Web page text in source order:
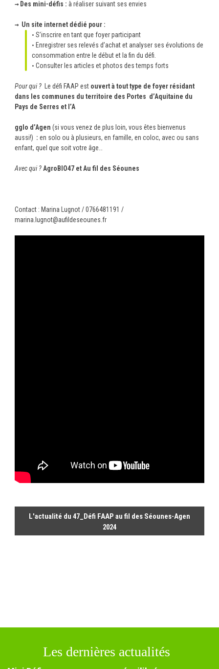
→ Des mini-défis : à réaliser suivant ses envies
→ Un site internet dédié pour :
S’inscrire en tant que foyer participant
Enregistrer ses relevés d’achat et analyser ses évolutions de
consommation entre le début et la fin du défi.
Consulter les articles et photos des temps forts
Pour qui ? Le défi FAAP est ouvert à touttype de foyer résidant
dans les communes du territoire des Portes d’Aquitaine du
Pays de Serres et l’A
gglo d’Agen (si vous venez de plus loin, vous êtes bienvenus
aussi!) : en solo ou à plusieurs, en famille, en coloc, avec ou sans
enfant, quel que soit votre âge…
Avec qui ?AgroBIO47 et Au fil des Séounes
Contact : Marina Lugnot / 0766481191 /
marina.lugnot@aufildeseounes.fr
L'actualité du 47_Défi FAAP au fil des Séounes-Agen
2024
Les dernières actualités